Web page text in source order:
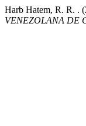
Harb Hatem, R. R. .
VENEZOLANA DE